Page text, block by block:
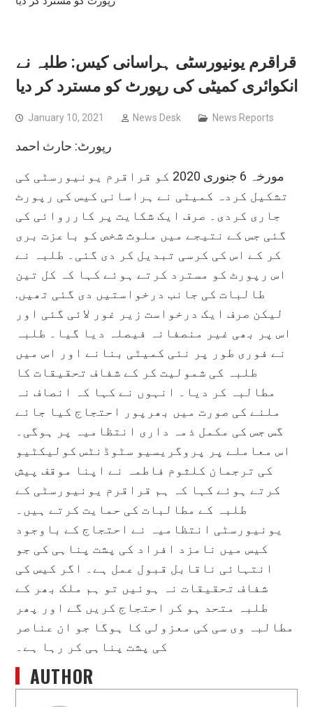
قراقرم یونیورسٹی ہراسانی کیس: طلبہ نے
انکوائری کمیٹی کی رپورٹ کو مسترد کر دیا
January 10, 2021 News Desk News Reports
رپورٹ: حارث احمد
مورخہ 6 جنوری 2020 کو قراقرم یونیورسٹی کی
تشکیل کردہ کمیٹی نے ہراسانی کیس کی رپورٹ
جاری کردی۔ صرف ایک شکایت پر کارروائی کی
گئی جس کے نتیجے میں ملوث شخص کو باعزت بری
کر کے اس کی کرسی تبدیل کر دی گئی۔ طلبہ نے
اس رپورٹ کو مسترد کرتے ہوئے کہا کہ کل تین
طالبات کی جانب درخواستیں دی گئی تھیں.
لیکن صرف ایک درخواست زیر غور لائی گئی اور
اس پر بھی غیر منصفانہ فیصلہ دیا گیا۔ طلبہ
نے فوری طور پر نئی کمیٹی بنانے اور اس میں
طلبہ کی شمولیت کر کے شفاف تحقیقات کا
مطالبہ کر دیا۔ انہوں نے کہا کہ انصاف نہ
ملنے کی صورت میں بھرپور احتجاج کیا جائے
گس جس کی مکمل ذمہ داری انتظامیہ پر ہوگی۔
اس معاملے پر پروگریسیو سٹوڈنٹس کولیکٹیو
کی ترجمان کلثوم فاطمہ نے اپنا موقف پیش
کرتے ہوئے کہا کہ ہم قراقرم یونیورسٹی کے
طلبہ کے مطالبات کی حمایت کرتے ہیں۔
یونیورسٹی انتظامیہ نے احتجاج کے باوجود
کیس میں نامزد افراد کی پشت پناہی کی جو
انتہائی ناقابل قبول عمل ہے۔ اگر کیس کی
شفاف تحقیقات نہ ہوئیں تو ہم ملک بھر کے
طلبہ متحد ہو کر احتجاج کریں گے اور پھر
مطالبہ وی سی کی معزولی کا ہوگا جو ان عناصر
کی پشت پناہی کر رہا ہے۔
AUTHOR